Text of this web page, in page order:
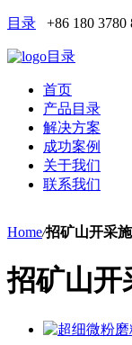
目录 +86 180 3780
目录
首页
产品目录
解决方案
成功案例
关于我们
联系我们
Home/招矿山开采
招矿山开